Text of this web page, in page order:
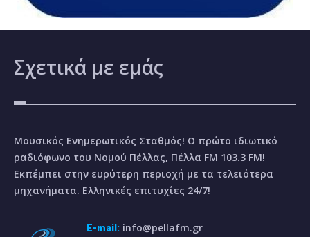
Σχετικά με εμάς
Μουσικός Ενημερωτικός Σταθμός! Ο πρώτο ιδιωτικό
ραδιόφωνο του Νομού Πέλλας, Πέλλα FM 103.3 FM!
Εκπέμπει στην ευρύτερη περιοχή με τα τελειότερα
μηχανήματα. Ελληνικές επιτυχίες 24/7!
E-mail: info@pellafm.gr